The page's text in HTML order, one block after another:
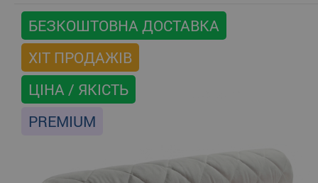
БЕЗКОШТОВНА ДОСТАВКА
ХІТ ПРОДАЖІВ
ЦІНА / ЯКІСТЬ
PREMIUM